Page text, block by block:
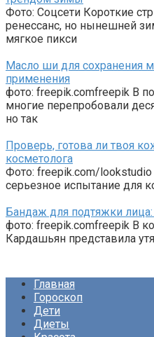
Фото: Соцсети Короткие
ренессанс, но нынешней
мягкое пикси
Масло ши для сохранения
применения
фото: freepik.comfreepik В
многие перепробовали
но так
Проверь, готова ли твоя
косметолога
Фото: freepik.com/
серьезное испытание для
Бандаж для подтяжки
фото: freepik.comfreepik В
Кардашьян представила
Главная
Гороскоп
Дети
Диеты